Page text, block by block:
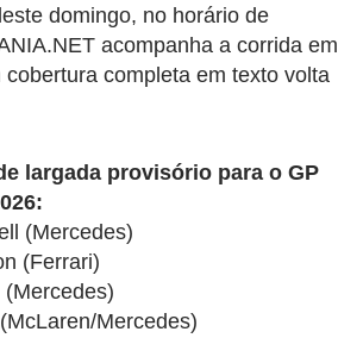
domingo, no horário de
acompanha a corrida em
completa em texto volta
largada provisório para o GP
(Mercedes)
(Ferrari)
Mercedes)